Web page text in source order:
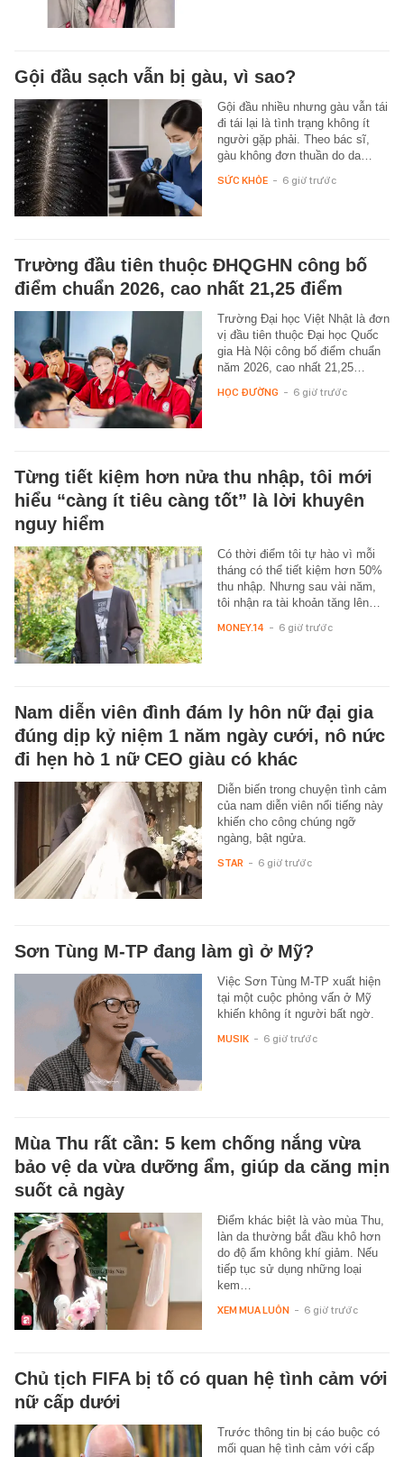
Gội đầu sạch vẫn bị gàu, vì sao?
Gội đầu nhiều nhưng gàu vẫn tái
đi tái lại là tình trạng không ít
người gặp phải. Theo bác sĩ,
gàu không đơn thuần do da…
SỨC KHỎE - 6 giờ trước
Trường đầu tiên thuộc ĐHQGHN công bố
điểm chuẩn 2026, cao nhất 21,25 điểm
Trường Đại học Việt Nhật là đơn
vị đầu tiên thuộc Đại học Quốc
gia Hà Nội công bố điểm chuẩn
năm 2026, cao nhất 21,25…
HỌC ĐƯỜNG - 6 giờ trước
Từng tiết kiệm hơn nửa thu nhập, tôi mới
hiểu “càng ít tiêu càng tốt” là lời khuyên
nguy hiểm
Có thời điểm tôi tự hào vì mỗi
tháng có thể tiết kiệm hơn 50%
thu nhập. Nhưng sau vài năm,
tôi nhận ra tài khoản tăng lên…
MONEY.14 - 6 giờ trước
Nam diễn viên đình đám ly hôn nữ đại gia
đúng dịp kỷ niệm 1 năm ngày cưới, nô nức
đi hẹn hò 1 nữ CEO giàu có khác
Diễn biến trong chuyện tình cảm
của nam diễn viên nổi tiếng này
khiến cho công chúng ngỡ
ngàng, bật ngửa.
STAR - 6 giờ trước
Sơn Tùng M-TP đang làm gì ở Mỹ?
Việc Sơn Tùng M-TP xuất hiện
tại một cuộc phỏng vấn ở Mỹ
khiến không ít người bất ngờ.
MUSIK - 6 giờ trước
Mùa Thu rất cần: 5 kem chống nắng vừa
bảo vệ da vừa dưỡng ẩm, giúp da căng mịn
suốt cả ngày
Điểm khác biệt là vào mùa Thu,
làn da thường bắt đầu khô hơn
do độ ẩm không khí giảm. Nếu
tiếp tục sử dụng những loại
kem…
XEM MUA LUÔN - 6 giờ trước
Chủ tịch FIFA bị tố có quan hệ tình cảm với
nữ cấp dưới
Trước thông tin bị cáo buộc có
mối quan hệ tình cảm với cấp